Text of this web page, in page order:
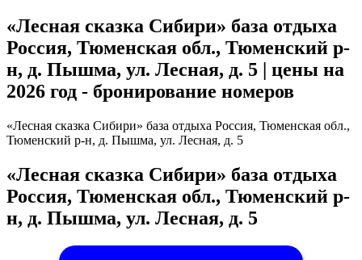
«Лесная сказка Сибири» база отдыха
Россия, Тюменская обл., Тюменский р-
н, д. Пышма, ул. Лесная, д. 5 | цены на
2026 год - бронирование номеров
«Лесная сказка Сибири» база отдыха Россия, Тюменская обл.,
Тюменский р-н, д. Пышма, ул. Лесная, д. 5
«Лесная сказка Сибири» база отдыха
Россия, Тюменская обл., Тюменский р-
н, д. Пышма, ул. Лесная, д. 5